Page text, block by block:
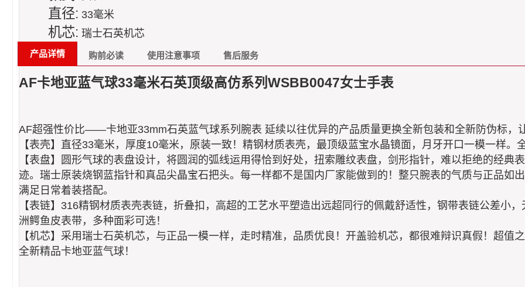
直径: 33毫米
机芯: 瑞士石英机芯
产品详情 购前必读 使用注意事项 售后服务
AF卡地亚蓝气球33毫米石英顶级高仿系列WSBB0047女士手表
AF超强性价比——卡地亚33mm石英蓝气球系列腕表 延续以往优异的产品质量更换全新包装和全新防伪标，
【表壳】直径33毫米，厚度10毫米，原装一致！精钢材质表壳，最顶级蓝宝水晶镜面，月牙开口一模一样
【表盘】圆形气球的表盘设计，将圆润的弧线运用得恰到好处，扭索雕纹表盘，剑形指针，难以拒绝的经典
迹。瑞士原装烧钢蓝指针和真品尖晶宝石把头。每一样都不是国内厂家能做到的！整只腕表的气质与正品如
满足日常着装搭配。
【表链】316精钢材质表壳表链，折叠扣，高超的工艺水平塑造出远超同行的佩戴舒适性，钢带表链公差小
洲鳄鱼皮表带，多种面彩可选！
【机芯】采用瑞士石英机芯，与正品一模一样，走时精准，品质优良！开盖验机芯，都很难辩识真假！超值
全新精品卡地亚蓝气球！